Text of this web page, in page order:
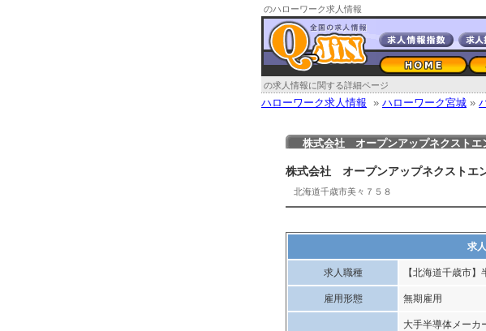
のハローワーク求人情報
の求人情報に関する詳細ページ
ハローワーク求人情報 » ハローワーク宮城 »
株式会社 オープンアップネクスト
株式会社 オープンアップネクストエ
北海道千歳市美々７５８
求
求人職種 【北海道千歳市
雇用形態 無期雇用
大手半導体メーカ